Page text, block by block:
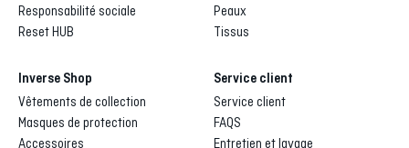
Responsabilité sociale
Reset HUB
Peaux
Tissus
Inverse Shop
Vêtements de collection
Masques de protection
Accessoires
Service client
Service client
FAQS
Entretien et lavage